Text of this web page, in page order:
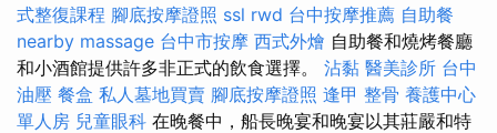
式整復課程 腳底按摩證照 ssl rwd 台中按摩推薦 自助餐
nearby massage 台中市按摩 西式外燴 自助餐和燒烤餐廳
和小酒館提供許多非正式的飲食選擇。 沾黏 醫美診所 台中
油壓 餐盒 私人墓地買賣 腳底按摩證照 逢甲 整骨 養護中心
單人房 兒童眼科 在晚餐中，船長晚宴和晚宴以其莊嚴和特